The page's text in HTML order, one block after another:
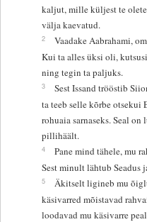
kaljut, mille küljest te
välja kaevatud.
2
Vaadake Aabrahami,
Kui ta alles üksi oli,
ning tegin ta paljuks.
3
Sest Issand trööstib
ta teeb selle kõrbe otsekui
rohuaia sarnaseks. Seal
pillihäält.
4
Pane mind tähele, mu
Sest minult lähtub Seadus
5
Äkitselt ligineb mu
käsivarred mõistavad
loodavad mu käsivarre